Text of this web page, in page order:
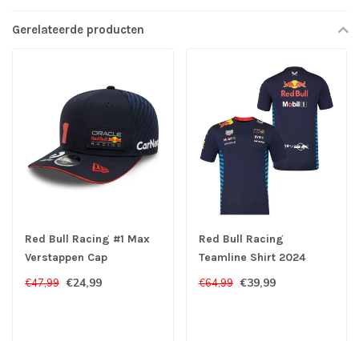
Gerelateerde producten
Red Bull Racing #1 Max
Verstappen Cap
€47,99 €24,99
Red Bull Racing
Teamline Shirt 2024
€64,99 €39,99